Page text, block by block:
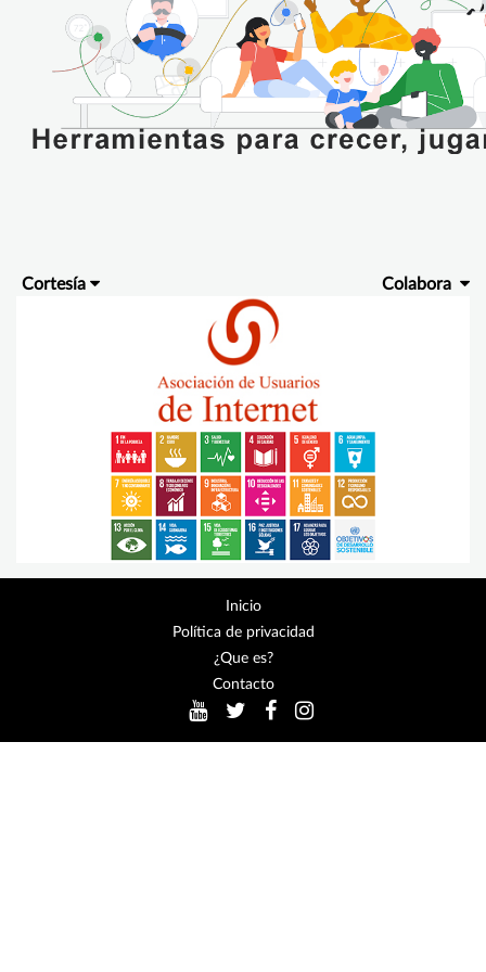
Cortesía Colabora
Inicio
Política de privacidad
¿Que es?
Contacto